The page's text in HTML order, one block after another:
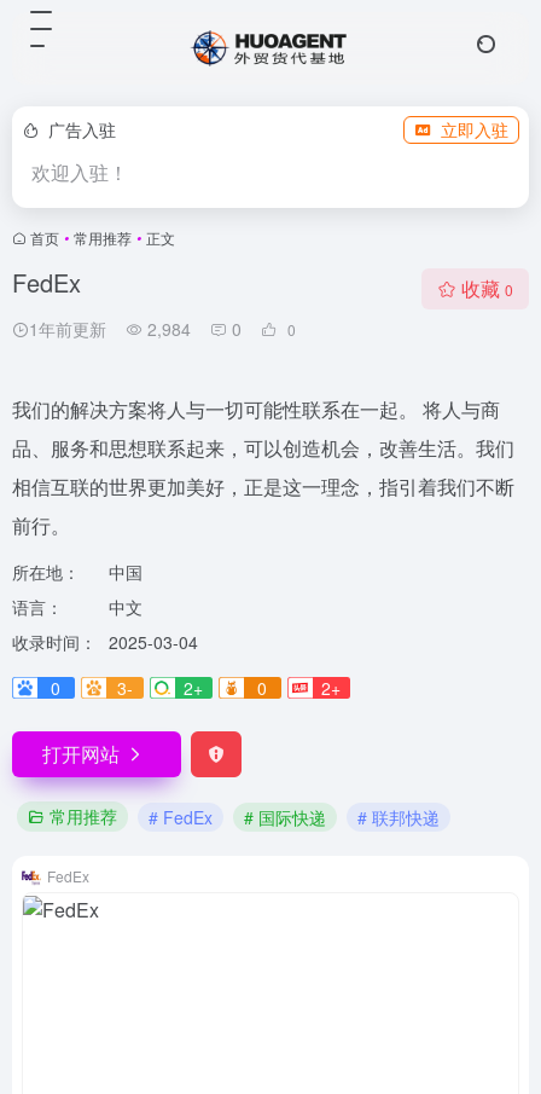
广告入驻 立即入驻
欢迎入驻！
首页 • 常用推荐 • 正文
FedEx
1年前更新 2,984 0 0
收藏 0
我们的解决方案将人与一切可能性联系在一起。 将人与商
品、服务和思想联系起来，可以创造机会，改善生活。我们
相信互联的世界更加美好，正是这一理念，指引着我们不断
前行。
所在地：
中国
语言：
中文
收录时间：
2025-03-04
0
3- 2+ 0 2+
打开网站
常用推荐 # FedEx # 国际快递 # 联邦快递
FedEx